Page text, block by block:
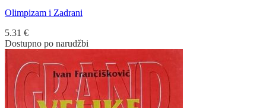
Olimpizam i Zadrani
5.31 €
Dostupno po narudžbi